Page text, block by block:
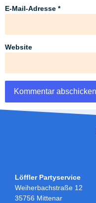
E-Mail-Adresse *
Website
Löffler Partyservice
Weiherbachstraße 12
35756 Mittenar